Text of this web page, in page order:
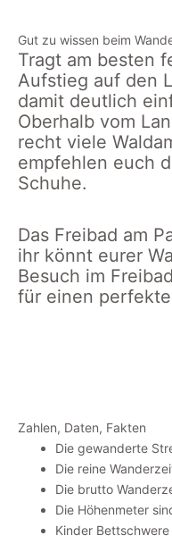
Gut zu wissen beim
Tragt am besten
Aufstieg auf den
damit deutlich
Oberhalb vom
recht viele
empfehlen euch
Schuhe.
Das Freibad am
ihr könnt eurer
Besuch im
für einen
Zahlen, Daten, Fakten
Die gewanderte
Die reine
Die brutto
Die Höhenmeter
Kinder